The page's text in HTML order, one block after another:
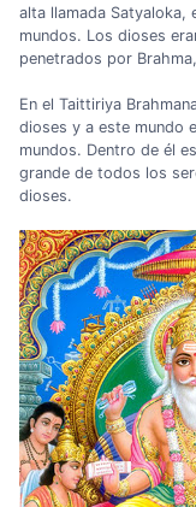
alta llamada Satyaloka,
mundos. Los dioses
penetrados por
En el Taittiriya
dioses y a este mundo
mundos. Dentro de él
grande de todos los
dioses.